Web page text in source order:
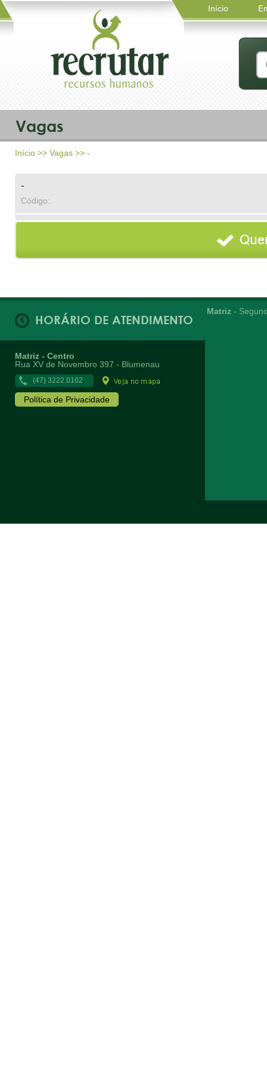
Início
Vagas
Início >> Vagas >> -
-
Código:
HORÁRIO DE ATENDIMENTO
Matriz -
Matriz - Centro
Rua XV de Novembro 397 - Blumenau
(47) 3222.0102
Política de Privacidade